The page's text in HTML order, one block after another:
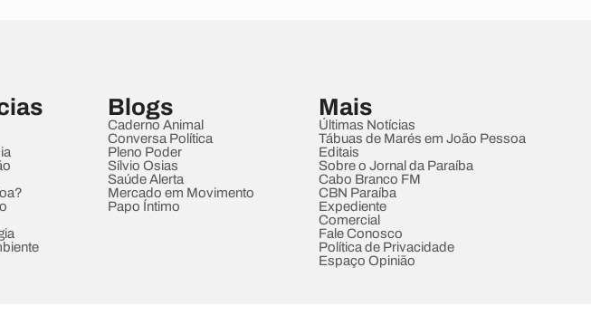
Blogs
Caderno Animal
Conversa Política
Pleno Poder
Sílvio Osias
Saúde Alerta
Mercado em Movimento
Papo Íntimo
Mais
Últimas Notícias
Tábuas de Marés em João Pessoa
Editais
Sobre o Jornal da Paraíba
Cabo Branco FM
CBN Paraíba
Expediente
Comercial
Fale Conosco
Política de Privacidade
Espaço Opinião